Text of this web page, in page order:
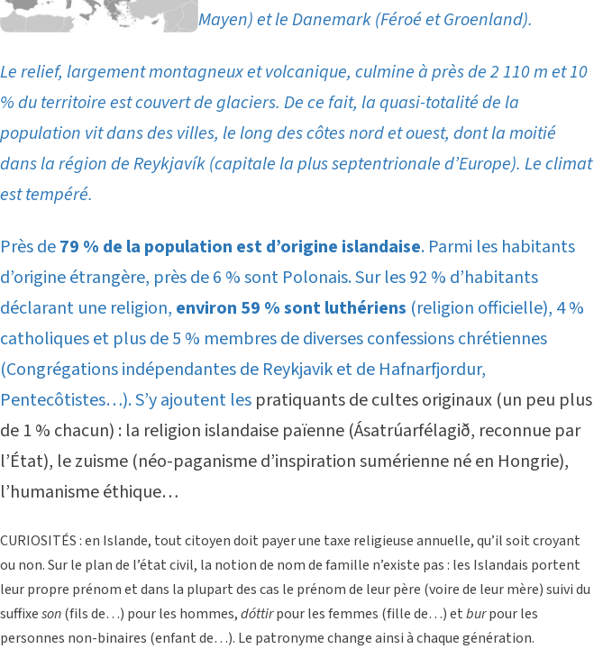
Mayen) et le Danemark (Féroé et Groenland).
Le relief, largement montagneux et volcanique, culmine à près de 2 110 m et 10
% du territoire est couvert de glaciers. De ce fait, la quasi-totalité de la
population vit dans des villes, le long des côtes nord et ouest, dont la moitié
dans la région de Reykjavík (capitale la plus septentrionale d’Europe). Le climat
est tempéré.
Près de79 % de la population est d’origine islandaise. Parmi les habitants
d’origine étrangère, près de 6 % sont Polonais. Sur les 92 % d’habitants
déclarant une religion, environ 59 % sont luthériens (religion officielle), 4 %
catholiques et plus de 5 % membres de diverses confessions chrétiennes
(Congrégations indépendantes de Reykjavik et de Hafnarfjordur,
Pentecôtistes…). S’y ajoutent les pratiquants de cultes originaux (un peu plus
de 1 % chacun) : la religion islandaise païenne (Ásatrúarfélagið, reconnue par
l’État), le zuisme (néo-paganisme d’inspiration sumérienne né en Hongrie),
l’humanisme éthique…
CURIOSITÉS : en Islande, tout citoyen doit payer une taxe religieuse annuelle, qu’il soit croyant
ou non. Sur le plan de l’état civil, la notion de nom de famille n’existe pas : les Islandais portent
leur propre prénom et dans la plupart des cas le prénom de leur père (voire de leur mère) suivi du
suffixeson(fils de…) pour les hommes,dóttirpour les femmes (fille de…) etburpour les
personnes non-binaires (enfant de…). Le patronyme change ainsi à chaque génération.